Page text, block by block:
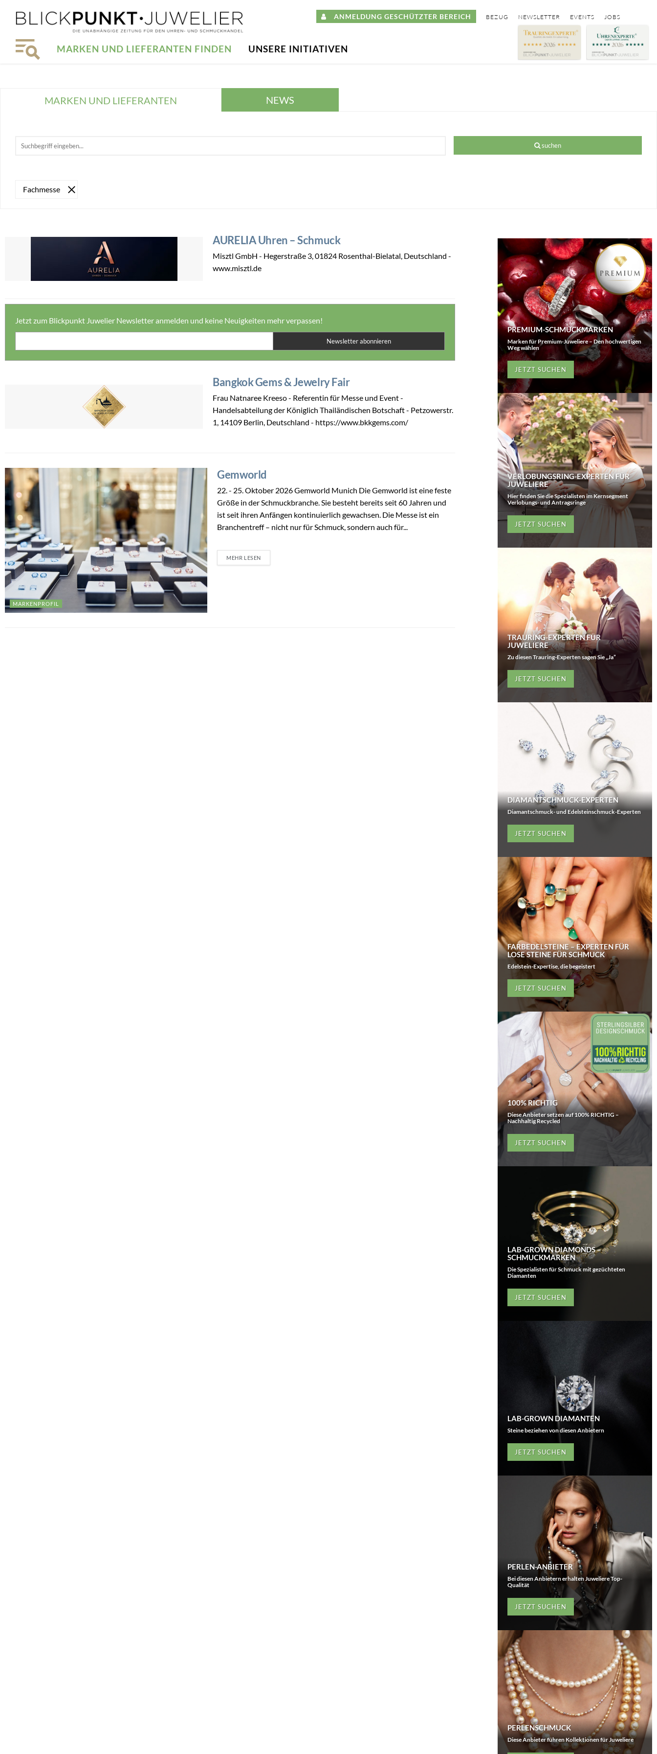
ANMELDUNG GESCHÜTZTER BEREICH BEZUG NEWSLETTER EVENTS JOBS
MARKEN UND LIEFERANTEN FINDEN UNSERE INITIATIVEN
MARKEN UND LIEFERANTEN NEWS
suchen
Fachmesse
AURELIA Uhren – Schmuck
Misztl GmbH - Hegerstraße 3, 01824 Rosenthal-Bielatal, Deutschland -
www.misztl.de
Jetzt zum Blickpunkt Juwelier Newsletter anmelden und keine Neuigkeiten mehr verpassen!
Newsletter abonnieren
Bangkok Gems & Jewelry Fair
Frau Natnaree Kreeso - Referentin für Messe und Event -
Handelsabteilung der Königlich Thailändischen Botschaft - Petzowerstr.
1, 14109 Berlin, Deutschland - https://www.bkkgems.com/
MARKENPROFIL
Gemworld
22. - 25. Oktober 2026 Gemworld Munich Die Gemworld ist eine feste
Größe in der Schmuckbranche. Sie besteht bereits seit 60 Jahren und
ist seit ihren Anfängen kontinuierlich gewachsen. Die Messe ist ein
Branchentreff – nicht nur für Schmuck, sondern auch für...
MEHR LESEN
PREMIUM-SCHMUCKMARKEN
Marken für Premium-Juweliere – Den hochwertigen
Weg wählen
JETZT SUCHEN
VERLOBUNGSRING-EXPERTEN FÜR
JUWELIERE
Hier finden Sie die Spezialisten im Kernsegment
Verlobungs- und Antragsringe
JETZT SUCHEN
TRAURING-EXPERTEN FÜR
JUWELIERE
Zu diesen Trauring-Experten sagen Sie „Ja”
JETZT SUCHEN
DIAMANTSCHMUCK-EXPERTEN
Diamantschmuck- und Edelsteinschmuck-Experten
JETZT SUCHEN
FARBEDELSTEINE – EXPERTEN FÜR
LOSE STEINE FÜR SCHMUCK
Edelstein-Expertise, die begeistert
JETZT SUCHEN
100% RICHTIG
Diese Anbieter setzen auf 100% RICHTIG –
Nachhaltig Recycled
JETZT SUCHEN
LAB-GROWN DIAMONDS –
SCHMUCKMARKEN
Die Spezialisten für Schmuck mit gezüchteten
Diamanten
JETZT SUCHEN
LAB-GROWN DIAMANTEN
Steine beziehen von diesen Anbietern
JETZT SUCHEN
PERLEN-ANBIETER
Bei diesen Anbietern erhalten Juweliere Top-
Qualität
JETZT SUCHEN
PERLENSCHMUCK
Diese Anbieter führen Kollektionen für Juweliere